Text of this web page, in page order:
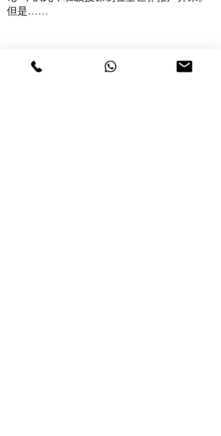
但是……
也谈孩子的教育——从“双减”和“反内卷”